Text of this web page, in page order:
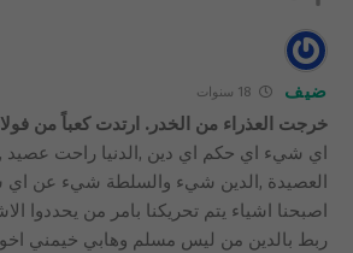
ضيف 18 سنوات
خرجت العذراء من الخدر. ارتدت كعباً من
اي شيء اي حكم اي دين ,الدنيا راحت عصيد
العصيدة ,الدين شيء والسلطة شيء عن اي
اصبحنا اشياء يتم تحريكنا بامر من يحددوا
ربط بالدين من ليس مسلم وهابي خيمني